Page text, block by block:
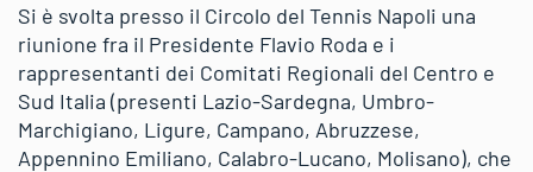
Si è svolta presso il Circolo del Tennis Napoli una
riunione fra il Presidente Flavio Roda e i
rappresentanti dei Comitati Regionali del Centro e
Sud Italia (presenti Lazio-Sardegna, Umbro-
Marchigiano, Ligure, Campano, Abruzzese,
Appennino Emiliano, Calabro-Lucano, Molisano), che